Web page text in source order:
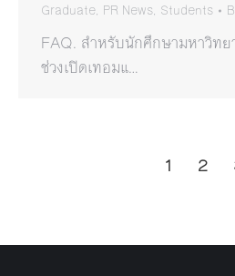
Graduate, PR News, Students
FAQ. สำหรับนักศึกษามหาวิทย
ช่วงเปิดเทอมแ…
1 2